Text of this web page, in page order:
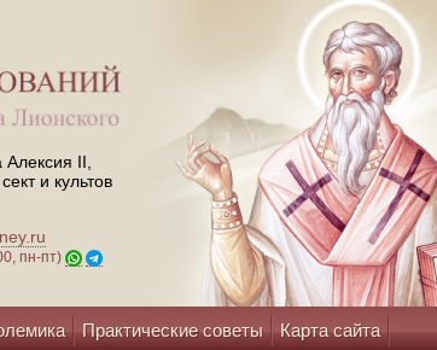
Алексия II,
и культов
пн-пт)
Практические советы Карта сайта